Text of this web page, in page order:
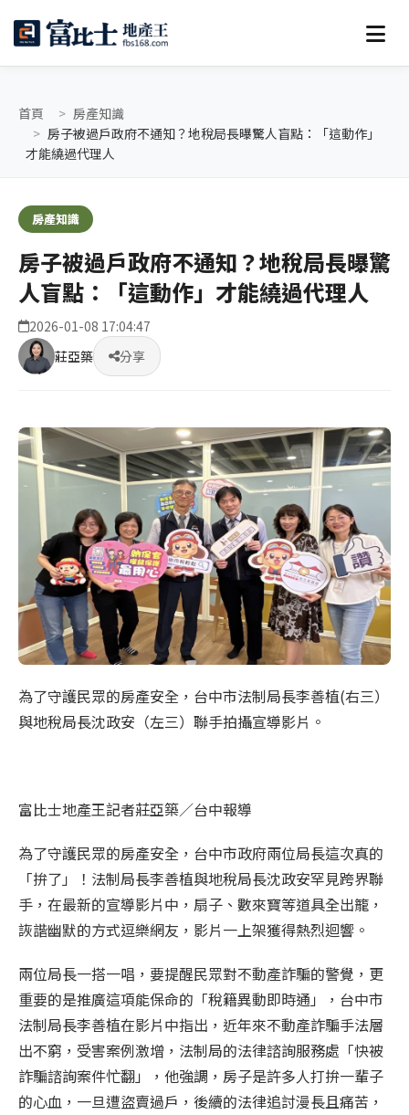
首頁
房產知識
房子被過戶政府不通知？地稅局長曝驚人盲點：「這動作」
才能繞過代理人
房產知識
房子被過戶政府不通知？地稅局長曝驚
人盲點：「這動作」才能繞過代理人
2026-01-08 17:04:47
莊亞築
分享
為了守護民眾的房產安全，台中市法制局長李善植(右三）
與地稅局長沈政安（左三）聯手拍攝宣導影片。
富比士地產王記者莊亞築／台中報導
為了守護民眾的房產安全，台中市政府兩位局長這次真的
「拚了」！法制局長李善植與地稅局長沈政安罕見跨界聯
手，在最新的宣導影片中，扇子、數來寶等道具全出籠，
詼諧幽默的方式逗樂網友，影片一上架獲得熱烈迴響。
兩位局長一搭一唱，要提醒民眾對不動產詐騙的警覺，更
重要的是推廣這項能保命的「稅籍異動即時通」，台中市
法制局長李善植在影片中指出，近年來不動產詐騙手法層
出不窮，受害案例激增，法制局的法律諮詢服務處「快被
詐騙諮詢案件忙翻」，他強調，房子是許多人打拚一輩子
的心血，一旦遭盜賣過戶，後續的法律追討漫長且痛苦，